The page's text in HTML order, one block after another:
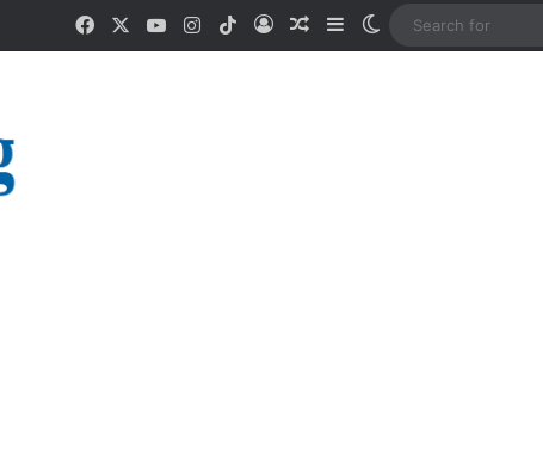
FacebookYouTubeInstagram
TikTokLog InRandom Article
SidebarSwitch skin